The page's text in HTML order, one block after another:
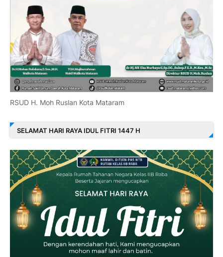
RSUD H. Moh Ruslan Kota Mataram
SELAMAT HARI RAYA IDUL FITRI 1447 H